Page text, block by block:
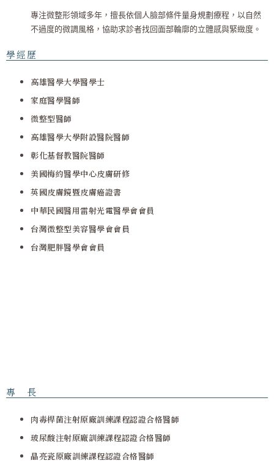
專注微整形領域多年，擅長依個人臉部條件量身規劃療程，以自然
不過度的微調風格，協助求診者找回面部輪廓的立體感與緊緻度。
學經歷
高雄醫學大學醫學士
家庭醫學醫師
微整型醫師
高雄醫學大學附設醫院醫師
彰化基督教醫院醫師
美國梅約醫學中心皮膚研修
英國皮膚鏡暨皮膚癌證書
中華民國醫用雷射光電醫學會會員
台灣微整型美容醫學會會員
台灣肥胖醫學會會員
專 長
肉毒桿菌注射原廠訓練課程認證合格醫師
玻尿酸注射原廠訓練課程認證合格醫師
晶亮瓷原廠訓練課程認證合格醫師